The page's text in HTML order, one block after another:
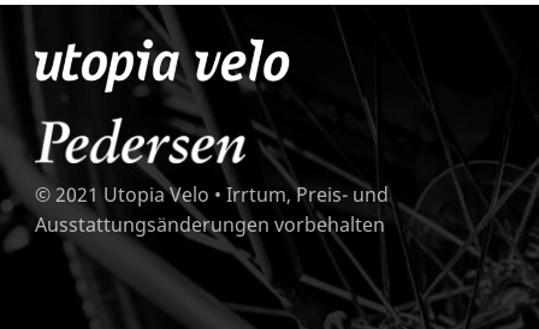
© 2021 Utopia Velo • Irrtum, Preis- und
Ausstattungsänderungen vorbehalten